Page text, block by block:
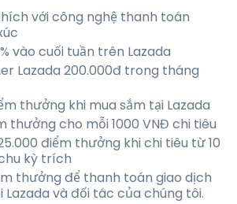
với công nghệ thanh toán
vào cuối tuần trên Lazada
Lazada 200.000đ trong tháng
thưởng khi mua sắm tại Lazada
thưởng cho mỗi 1000 VNĐ chi tiêu
điểm thưởng khi chi tiêu từ 10
kỳ trích
thưởng để thanh toán giao dịch
Lazada và đối tác của chúng tôi.